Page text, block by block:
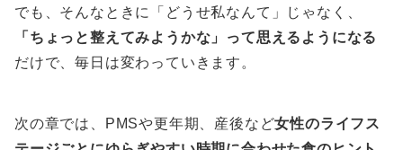
でも、そんなときに「どうせ私なんて」じゃなく、
「ちょっと整えてみようかな」って思えるようになる
だけで、毎日は変わっていきます。
次の章では、PMSや更年期、産後など女性のライフス